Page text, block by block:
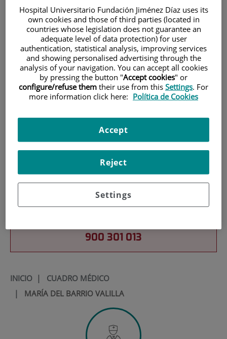
Investigación
900 301 013
INICIO| CUADRO MÉDICO
| MARÍA DEL BARRIO VALILLA
Hospital Universitario Fundación Jiménez Díaz uses its
own cookies and those of third parties (located in
countries whose legislation does not guarantee an
adequate level of data protection) for user
authentication, statistical analysis, improving services
and showing personalised advertising through the
analysis of your navigation. You can accept all cookies
by pressing the button "Accept cookies" or
configure/refuse them their use from this Settings. For
more information click here: Política de Cookies
Settings
Reject
Accept